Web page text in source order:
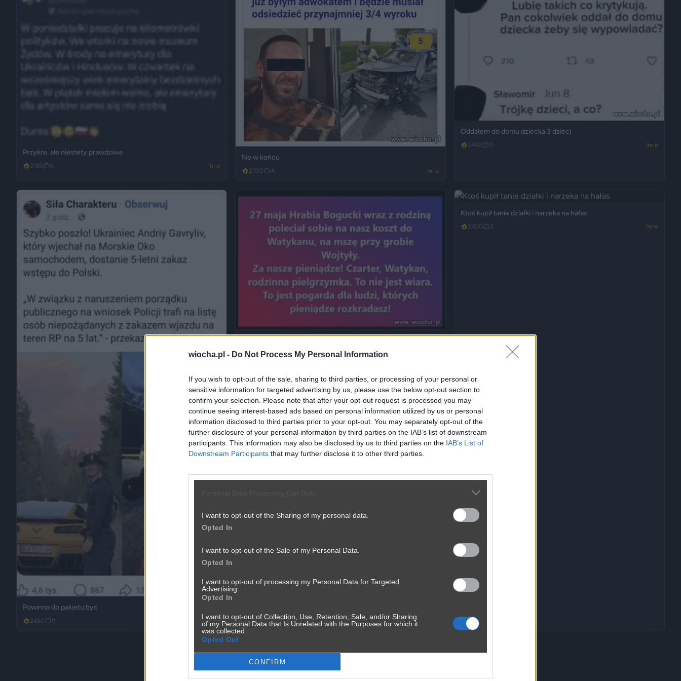
wiocha.pl - Do Not Process My Personal Information
If you wish to opt-out of the sale, sharing to third parties, or processing of your personal or
sensitive information for targeted advertising by us, please use the below opt-out section to
confirm your selection. Please note that after your opt-out request is processed you may
continue seeing interest-based ads based on personal information utilized by us or personal
information disclosed to third parties prior to your opt-out. You may separately opt-out of the
further disclosure of your personal information by third parties on the IAB’s list of downstream
participants. This information may also be disclosed by us to third parties on the IAB’s List of
Downstream Participants that may further disclose it to other third parties.
Personal Data Processing Opt Outs
I want to opt-out of the Sharing of my personal data.
Opted In
I want to opt-out of the Sale of my Personal Data.
Opted In
I want to opt-out of processing my Personal Data for Targeted
Advertising.
Opted In
I want to opt-out of Collection, Use, Retention, Sale, and/or Sharing
of my Personal Data that Is Unrelated with the Purposes for which it
was collected.
Opted Out
CONFIRM
Przykre, ale niestety prawdziwe
3183 6 Inne
No w końcu
2700 4 Inne
Oddałem do domu dziecka 3 dzieci
2452 0 Inne
Powinna do pakietu być
2450 9 Inne
jak...
Ktoś kupił tanie działki i narzeka na hałas
2400 3 Inne